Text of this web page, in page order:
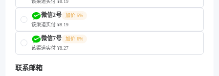
微信2号
加价 5%
该渠道实付 ¥8.19
微信7号
加价 6%
该渠道实付 ¥8.27
联系邮箱